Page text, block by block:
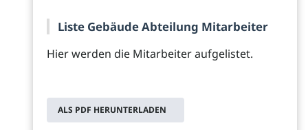
Liste Gebäude Abteilung Mitarbeiter
Hier werden die Mitarbeiter aufgelistet.
ALS PDF HERUNTERLADEN